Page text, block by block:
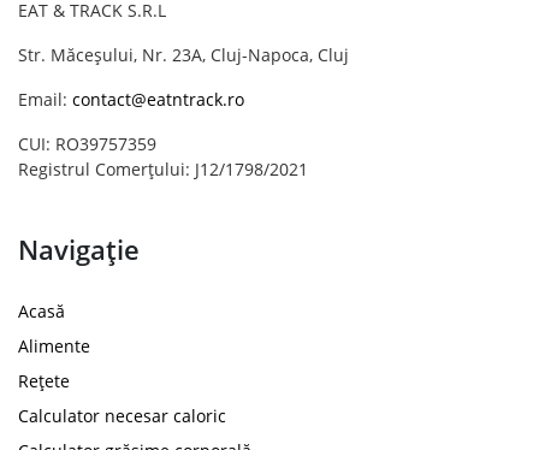
EAT & TRACK S.R.L
Str. Măceșului, Nr. 23A, Cluj-Napoca, Cluj
Email: contact@eatntrack.ro
CUI: RO39757359
Registrul Comerțului: J12/1798/2021
Navigație
Acasă
Alimente
Rețete
Calculator necesar caloric